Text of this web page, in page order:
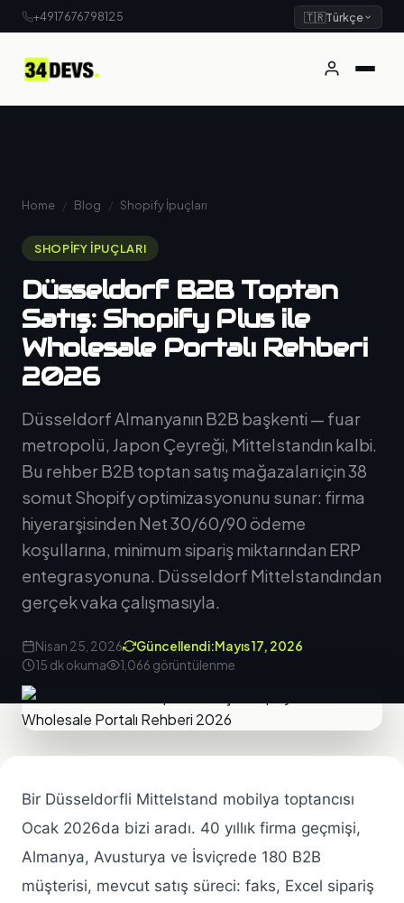
+4917676798125 🇹🇷Türkçe
Home / Blog / Shopify İpuçları
SHOPIFY İPUÇLARI
Düsseldorf B2B Toptan
Satış: Shopify Plus ile
Wholesale Portalı Rehberi
2026
Düsseldorf Almanyanın B2B başkenti — fuar
metropolü, Japon Çeyreği, Mittelstandın kalbi.
Bu rehber B2B toptan satış mağazaları için 38
somut Shopify optimizasyonunu sunar: firma
hiyerarşisinden Net 30/60/90 ödeme
koşullarına, minimum sipariş miktarından ERP
entegrasyonuna. Düsseldorf Mittelstandından
gerçek vaka çalışmasıyla.
Nisan 25, 2026 Güncellendi:Mayıs 17, 2026
15 dk okuma
1,066 görüntülenme
Bir Düsseldorfli Mittelstand mobilya toptancısı
Ocak 2026da bizi aradı. 40 yıllık firma geçmişi,
Almanya, Avusturya ve İsviçrede 180 B2B
müşterisi, mevcut satış süreci: faks, Excel sipariş